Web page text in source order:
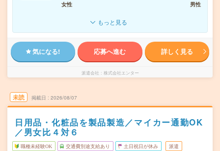
女性
男性
もっと見る
気になる! 応募へ進む 詳しく見る
派遣会社 株式会社エンター
未読 掲載日 2026/08/07
日用品・化粧品を製品製造／マイカー通勤OK
／男女比４対６
職種未経験OK 交通費別途支給あり 土日祝日が休み 派遣